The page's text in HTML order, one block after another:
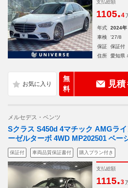
支払総額
1105.4
年式 2024年
車検
'27/8
保証
保証付
住所
愛知県
無
料
見
メルセデス・ベンツ
Sクラス S450d 4マチック AMGラ
ーゼルターボ 4WD MP202501 ベー
保証付 車両品質保証書付 購入プラン付き
支払総額
1115.3